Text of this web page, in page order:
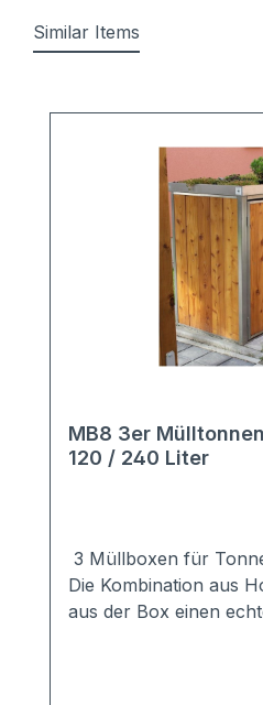
Similar Items
MB8 3er
120 / 240 Liter
3 Müllboxen für
Die Kombination aus
aus der Box einen